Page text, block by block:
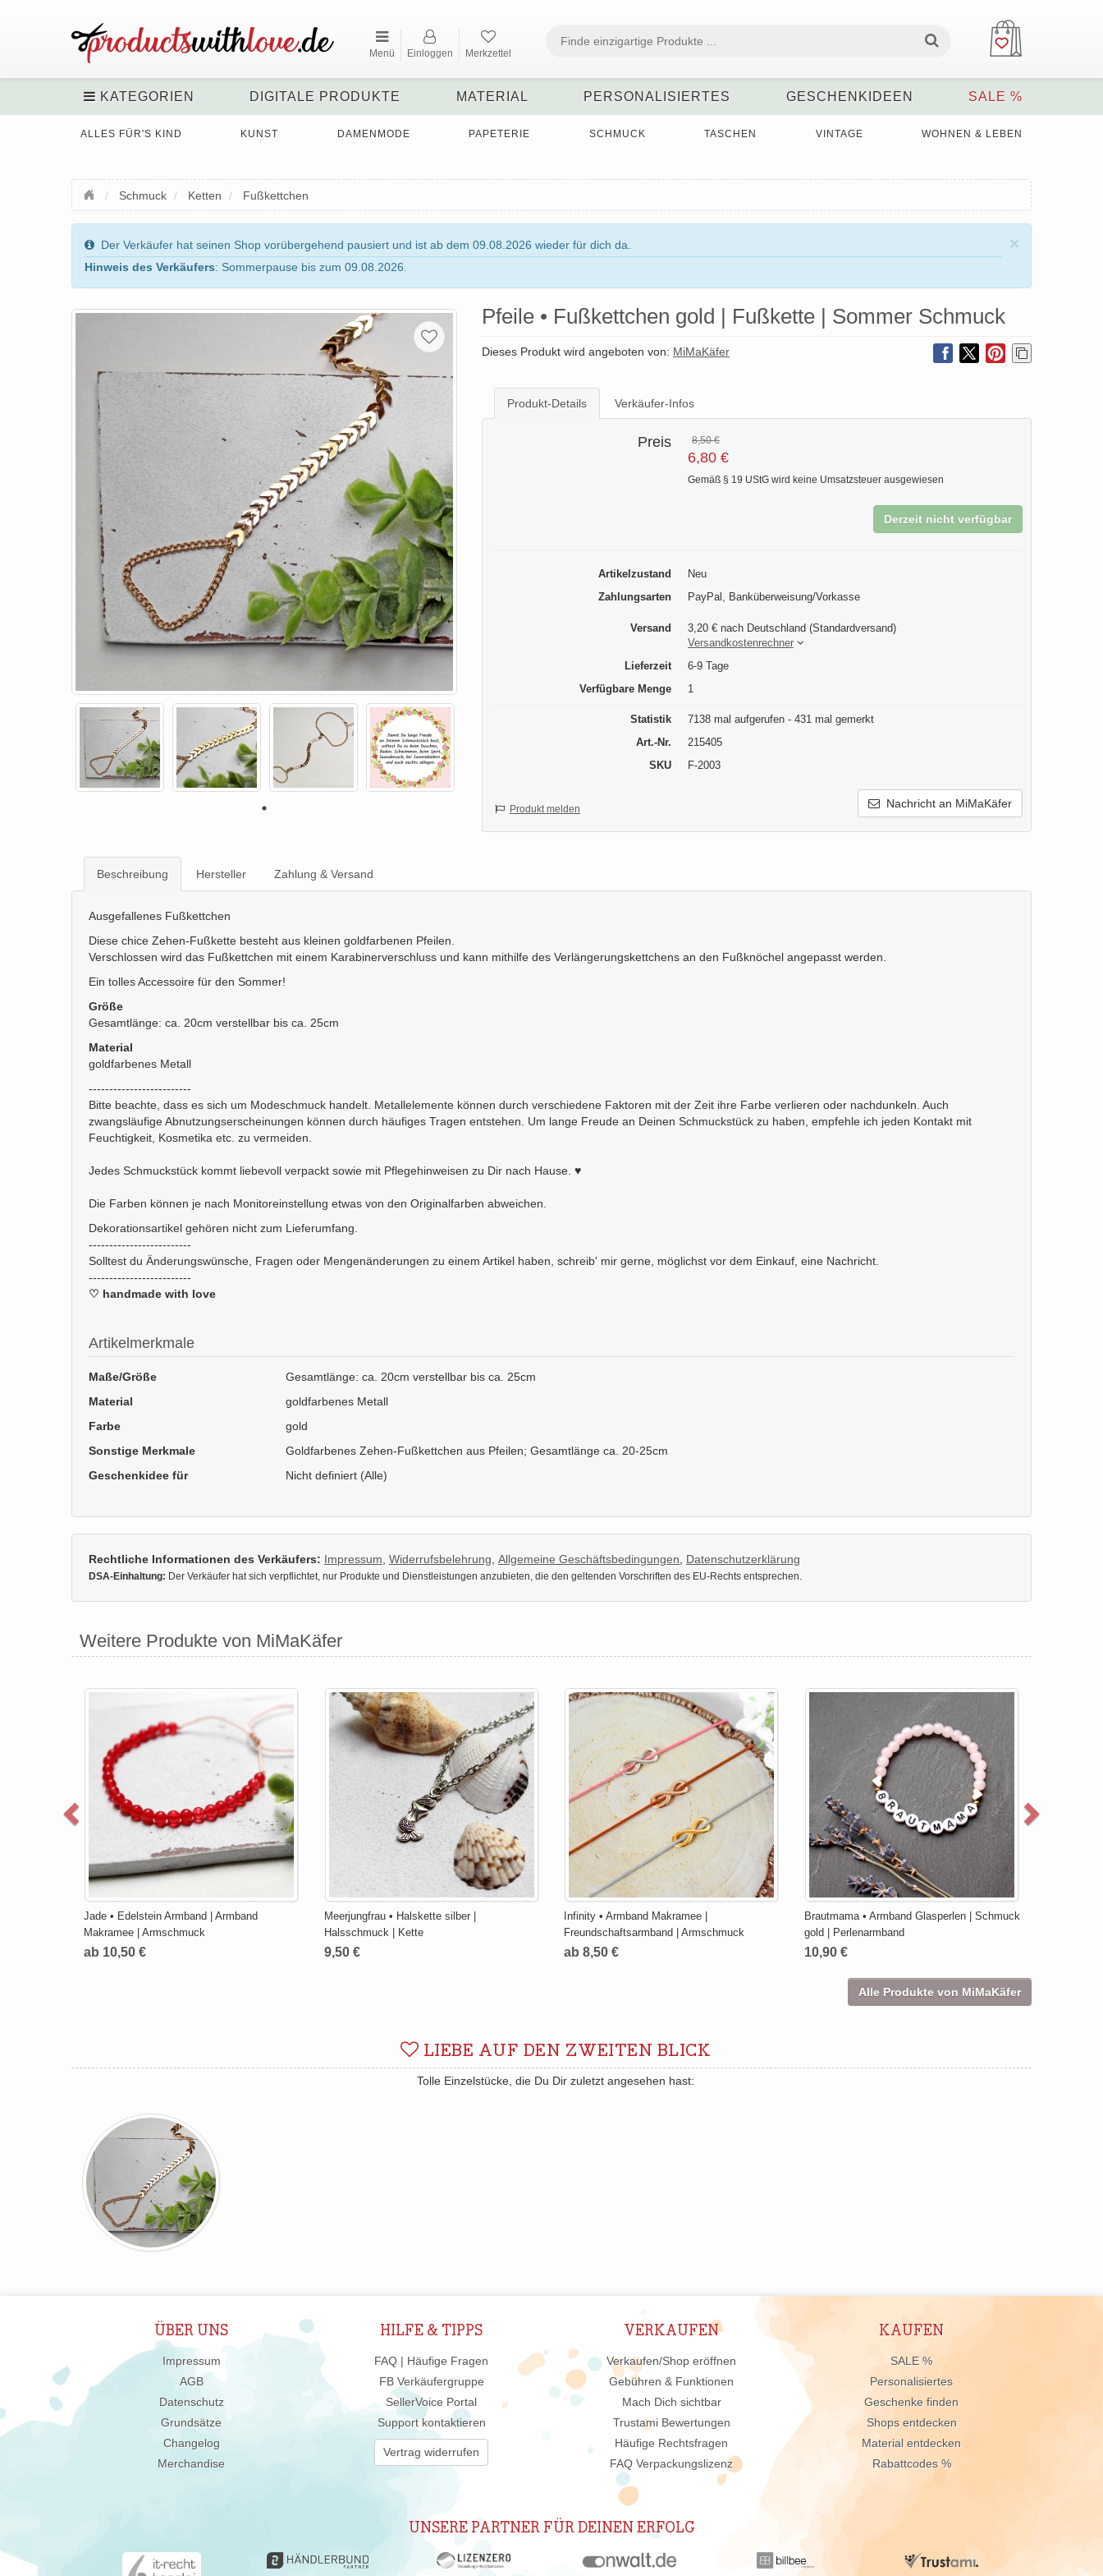
Menü Einloggen Merkzettel
KATEGORIEN DIGITALE PRODUKTE MATERIAL PERSONALISIERTES GESCHENKIDEEN SALE %
ALLES FÜR'S KIND KUNST DAMENMODE PAPETERIE SCHMUCK TASCHEN VINTAGE WOHNEN & LEBEN
Schmuck Ketten Fußkettchen
×
Der Verkäufer hat seinen Shop vorübergehend pausiert und ist ab dem 09.08.2026 wieder für dich da.
Hinweis des Verkäufers: Sommerpause bis zum 09.08.2026.
Pfeile • Fußkettchen gold | Fußkette | Sommer Schmuck
Dieses Produkt wird angeboten von: MiMaKäfer
Produkt-Details Verkäufer-Infos
Preis 8,50 €
6,80 €
Gemäß § 19 UStG wird keine Umsatzsteuer ausgewiesen
Derzeit nicht verfügbar
Artikelzustand
Neu
Zahlungsarten
PayPal, Banküberweisung/Vorkasse
Versand
3,20 € nach Deutschland (Standardversand)
Versandkostenrechner
Lieferzeit
6-9 Tage
Verfügbare Menge
1
Statistik
7138 mal aufgerufen - 431 mal gemerkt
Art.-Nr.
215405
SKU
F-2003
Nachricht an MiMaKäfer
Produkt melden
Beschreibung Hersteller Zahlung & Versand
Ausgefallenes Fußkettchen
Diese chice Zehen-Fußkette besteht aus kleinen goldfarbenen Pfeilen.
Verschlossen wird das Fußkettchen mit einem Karabinerverschluss und kann mithilfe des Verlängerungskettchens an den Fußknöchel angepasst werden.
Ein tolles Accessoire für den Sommer!
Größe
Gesamtlänge: ca. 20cm verstellbar bis ca. 25cm
Material
goldfarbenes Metall
-------------------------
Bitte beachte, dass es sich um Modeschmuck handelt. Metallelemente können durch verschiedene Faktoren mit der Zeit ihre Farbe verlieren oder nachdunkeln. Auch
zwangsläufige Abnutzungserscheinungen können durch häufiges Tragen entstehen. Um lange Freude an Deinen Schmuckstück zu haben, empfehle ich jeden Kontakt mit
Feuchtigkeit, Kosmetika etc. zu vermeiden.
Jedes Schmuckstück kommt liebevoll verpackt sowie mit Pflegehinweisen zu Dir nach Hause. ♥
Die Farben können je nach Monitoreinstellung etwas von den Originalfarben abweichen.
Dekorationsartikel gehören nicht zum Lieferumfang.
-------------------------
Solltest du Änderungswünsche, Fragen oder Mengenänderungen zu einem Artikel haben, schreib' mir gerne, möglichst vor dem Einkauf, eine Nachricht.
-------------------------
♡ handmade with love
Artikelmerkmale
Maße/Größe
Gesamtlänge: ca. 20cm verstellbar bis ca. 25cm
Material
goldfarbenes Metall
Farbe
gold
Sonstige Merkmale
Goldfarbenes Zehen-Fußkettchen aus Pfeilen; Gesamtlänge ca. 20-25cm
Geschenkidee für
Nicht definiert (Alle)
Rechtliche Informationen des Verkäufers: Impressum Widerrufsbelehrung Allgemeine Geschäftsbedingungen Datenschutzerklärung
DSA-Einhaltung: Der Verkäufer hat sich verpflichtet, nur Produkte und Dienstleistungen anzubieten, die den geltenden Vorschriften des EU-Rechts entsprechen.
Weitere Produkte von MiMaKäfer
Jade • Edelstein Armband | Armband
Makramee | Armschmuck
ab 10,50 €
Meerjungfrau • Halskette silber |
Halsschmuck | Kette
9,50 €
Infinity • Armband Makramee |
Freundschaftsarmband | Armschmuck
ab 8,50 €
Brautmama • Armband Glasperlen | Schmuck
gold | Perlenarmband
10,90 €
Alle Produkte von MiMaKäfer
LIEBE AUF DEN ZWEITEN BLICK
Tolle Einzelstücke, die Du Dir zuletzt angesehen hast:
ÜBER UNS
Impressum
AGB
Datenschutz
Grundsätze
Changelog
Merchandise
HILFE & TIPPS
FAQ | Häufige Fragen
FB Verkäufergruppe
SellerVoice Portal
Support kontaktieren
Vertrag widerrufen
VERKAUFEN
Verkaufen/Shop eröffnen
Gebühren & Funktionen
Mach Dich sichtbar
Trustami Bewertungen
Häufige Rechtsfragen
FAQ Verpackungslizenz
KAUFEN
SALE %
Personalisiertes
Geschenke finden
Shops entdecken
Material entdecken
Rabattcodes %
UNSERE PARTNER FÜR DEINEN ERFOLG